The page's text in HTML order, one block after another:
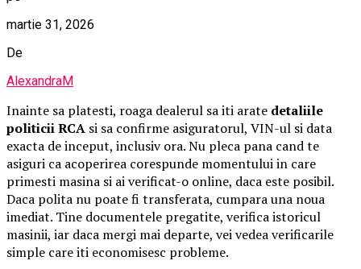
martie 31, 2026
De
AlexandraM
Inainte sa platesti, roaga dealerul sa iti arate detaliile
politicii RCA si sa confirme asiguratorul, VIN-ul si data
exacta de inceput, inclusiv ora. Nu pleca pana cand te
asiguri ca acoperirea corespunde momentului in care
primesti masina si ai verificat-o online, daca este posibil.
Daca polita nu poate fi transferata, cumpara una noua
imediat. Tine documentele pregatite, verifica istoricul
masinii, iar daca mergi mai departe, vei vedea verificarile
simple care iti economisesc probleme.